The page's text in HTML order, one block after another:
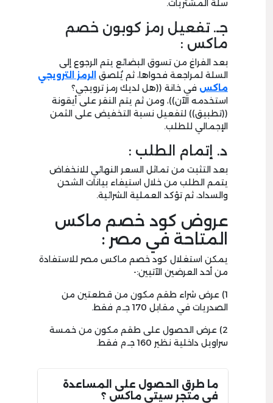
سلة المشتريات.
جـ. تفعيل رمز كوبون خصم
ماكس :
بعد الفراغ من تسوق البضائع يتم الرجوع إلى
السلة لمراجعة فحواها، ثم يُلصق
الرمز الترويجي
ماكس في خانة ((هل لديك رمز ترويجي؟
استخدمه الآن))، ومن ثم يتم النقر على أيقونة
((تطبيق)) لتفعيل نسبة التخفيض على الثمن
الإجمالي للطلب.
د. إتمام الطلب :
بعد التثبت من تماثل السعر النهائي للانخفاض
يتمم الطلب من خلال استيفاء بيانات الشحن
والسداد، ثم تؤكد العملية الشرائية.
عروض كود خصم ماكس
المتاحة في مصر :
يمكن استغلال كود خصم ماكس مصر للاستفادة
من أحد العرضين الآتيين:-
1) عرض شراء طقم مكون من قطعتين من
الصدريات في مقابل 170 جـ.م فقط.
2) عرض الحصول على طقم مكون من خمسة
سراويل داخلية نظير 160 جـ.م فقط.
ما طرق الحصول على المساعدة
في متجر سيتي ماكس ؟